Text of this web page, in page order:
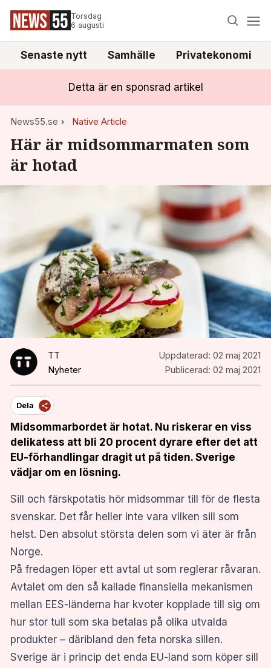
Torsdag
6 augusti
Senaste nytt Samhälle Privatekonomi
Detta är en sponsrad artikel
News55.se Native Article
Här är midsommarmaten som
är hotad
TT
Nyheter
Uppdaterad: 02 maj 2021
Publicerad: 02 maj 2021
Dela
Midsommarbordet är hotat. Nu riskerar en viss
delikatess att bli 20 procent dyrare efter det att
EU-förhandlingar dragit ut på tiden. Sverige
vädjar om en lösning.
Sill och färskpotatis hör midsommar till för de flesta
svenskar. Det får heller inte vara vilken sill som
helst. Den absolut största delen som vi äter är från
Norge.
På fredagen löper ett avtal ut som reglerar råvaran.
Avtalet om den så kallade finansiella mekanismen
mellan EES-länderna har kvoter kopplade till sig om
hur stor tull som ska betalas på olika utvalda
produkter – däribland den feta norska sillen.
Sverige är i princip det enda EU-land som köper sill